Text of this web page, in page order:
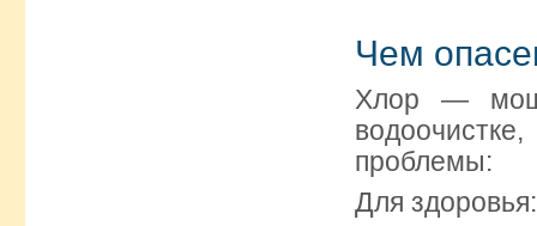
Чем
Хлор —
проблемы:
Для здоровья: